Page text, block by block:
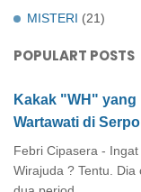
MISTERI (21)
POPULART POSTS
Kakak "WH"
Wartawati di
Febri Cipasera -
Wirajuda ? Tentu.